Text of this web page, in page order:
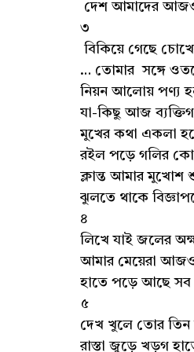
দেশ আমাদের
৩
বিকিয়ে গেছে
… তোমার সঙ্গে
নিয়ন আলোয় পণ্য
যা-কিছু আজ
মুখের কথা একলা
রইল পড়ে গলির
ক্লান্ত আমার মুখোশ
ঝুলতে থাকে
৪
লিখে যাই জলের
আমার মেয়েরা
হাতে পড়ে আছে সব
৫
দেখ খুলে তোর তিন
রাস্তা জুড়ে খড়গ